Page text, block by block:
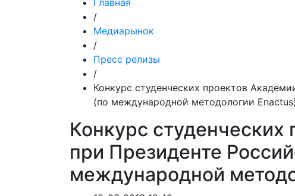
Главная
/
Медиарынок
/
Пресс релизы
/
Конкурс студенческих проектов
(по международной методологии Enactus)
Конкурс
при Президенте
международной